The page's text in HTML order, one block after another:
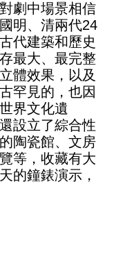
劇中場景相信
明、清兩代24
代建築和歷史
最大、最完整
體效果，以及
罕見的，也因
界文化遺
設立了綜合性
陶瓷館、文房
等，收藏有大
的鐘錶演示，